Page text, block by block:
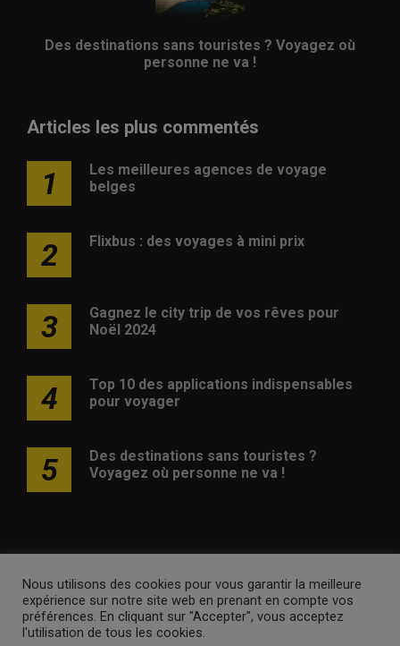
Des destinations sans touristes ? Voyagez où
personne ne va !
Articles les plus commentés
1
Les meilleures agences de voyage
belges
2 Flixbus : des voyages à mini prix
3
Gagnez le city trip de vos rêves pour
Noël 2024
4
Top 10 des applications indispensables
pour voyager
5
Des destinations sans touristes ?
Voyagez où personne ne va !
Publicité Contact Avertissement Newsletter
Politique
de confidentialité
Nous utilisons des cookies pour vous garantir la meilleure
expérience sur notre site web en prenant en compte vos
préférences. En cliquant sur "Accepter", vous acceptez
l'utilisation de tous les cookies.